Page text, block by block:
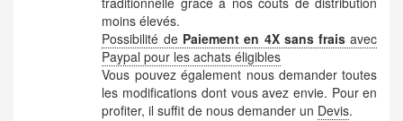
moins élevés.
Possibilité de Paiement en 4X sans frais avec
Paypal pour les achats éligibles
Vous pouvez également nous demander toutes
les modifications dont vous avez envie. Pour en
profiter, il suffit de nous demander un Devis.